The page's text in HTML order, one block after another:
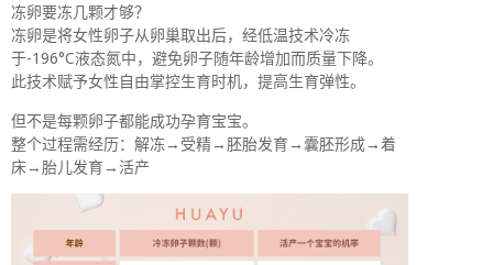
冻卵要冻几颗才够？
冻卵是将女性卵子从卵巢取出后，经低温技术冷冻
于-196°C液态氮中，避免卵子随年龄增加而质量下降。
此技术赋予女性自由掌控生育时机，提高生育弹性。
但不是每颗卵子都能成功孕育宝宝。
整个过程需经历：解冻→受精→胚胎发育→囊胚形成→着
床→胎儿发育→活产